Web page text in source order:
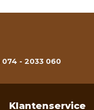
074 - 2033 060
Klantenservice